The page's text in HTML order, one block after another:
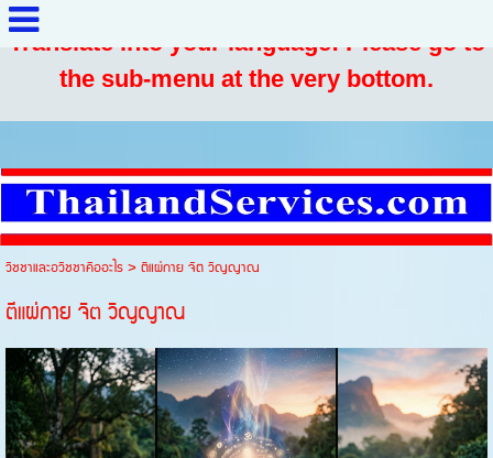
Translate into your language: Please go to
the sub-menu at the very bottom.
วิชชาและอวิชชาคืออะไร>ตีแผ่กาย จิต วิญญาณ
ตีแผ่กาย จิต วิญญาณ